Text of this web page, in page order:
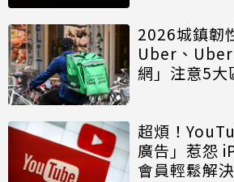
2026城鎮韌
Uber、
網」注意5大
超煩！
廣告」惹怨
會員輕鬆解決